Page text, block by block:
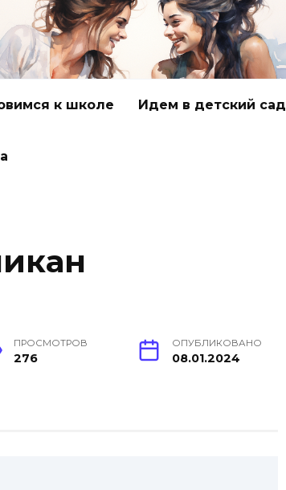
к школе Идем в детский сад
ПРОСМОТРОВ
276
ОПУБЛИКОВАНО
08.01.2024